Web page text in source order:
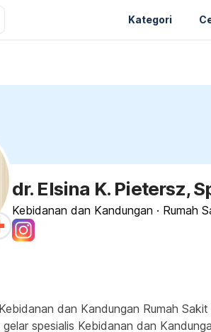
Kategori
dr. Elsina K. Pietersz,
Kebidanan dan Kandungan · Rumah
dan Kandungan Rumah
spesialis Kebidanan dan